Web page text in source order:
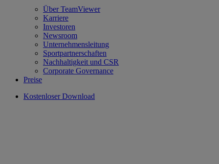
Über TeamViewer
Karriere
Investoren
Newsroom
Unternehmensleitung
Sportpartnerschaften
Nachhaltigkeit und CSR
Corporate Governance
Preise
Kostenloser Download